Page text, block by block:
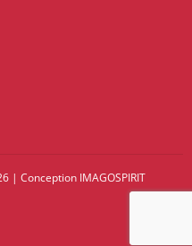
| Conception IMAGOSPIRIT